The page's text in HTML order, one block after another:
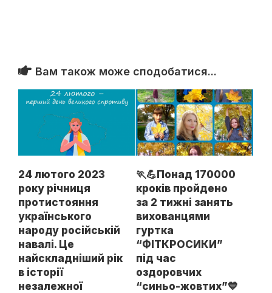
Вам також може сподобатися...
24 лютого 2023
року річниця
протистояння
українського
народу російській
навалі. Це
найскладніший рік
в історії
незалежної
🏃💪Понад 170000
кроків пройдено
за 2 тижні занять
вихованцями
гуртка
“ФІТКРОСИКИ”
під час
оздоровчих
“синьо-жовтих”💙